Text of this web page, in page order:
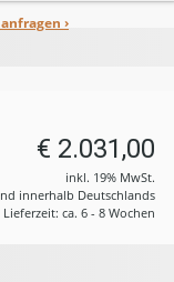
›
€ 2.031,00
inkl. 19% MwSt.
innerhalb Deutschlands
Lieferzeit: ca. 6 - 8 Wochen